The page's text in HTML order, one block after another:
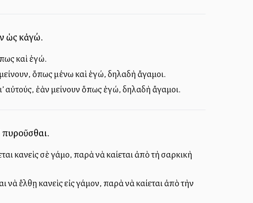
ὡς κἀγώ.
καὶ ἐγώ.
μείνουν, ὅπως μένω καὶ ἑγώ, δηλαδὴ ἄγαμοι.
αὐτούς, ἐὰν μείνουν ὅπως ἐγώ, δηλαδὴ ἄγαμοι.
πυροῦσθαι.
κανεὶς σὲ γάμο, παρὰ νὰ καίεται ἀπὸ τὴ σαρκικὴ
νὰ ἔλθῃ κανεὶς εἰς γάμον, παρὰ νὰ καίεται ἀπὸ τὴν